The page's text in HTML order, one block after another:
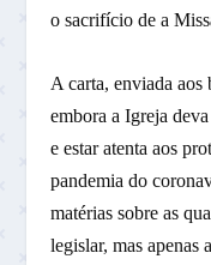
o sacrifício de a
A carta, enviada aos
embora a Igreja
e estar atenta aos
pandemia do
matérias sobre as
legislar, mas apenas